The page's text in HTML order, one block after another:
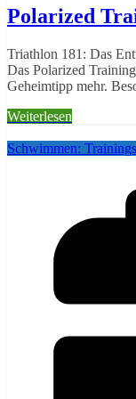
Polarized
Triathlon 181: Das
Das Polarized
Geheimtipp mehr.
Weiterlesen
Schwimmen: